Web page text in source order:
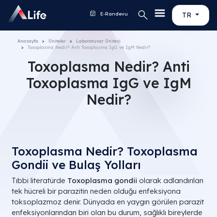
TR
E-Randevu
Anasayfa Üniteler
Laboratuvar Ünitesi
Toxoplasma Nedir? Anti Toxoplasma IgG ve IgM Nedir?
Toxoplasma Nedir? Anti
Toxoplasma IgG ve IgM
Nedir?
Toxoplasma Nedir? Toxoplasma
Gondii ve Bulaş Yolları
Tıbbi literatürde Toxoplasma gondii olarak adlandırılan
tek hücreli bir parazitin neden olduğu enfeksiyona
toksoplazmoz denir. Dünyada en yaygın görülen parazit
enfeksiyonlarından biri olan bu durum, sağlıklı bireylerde